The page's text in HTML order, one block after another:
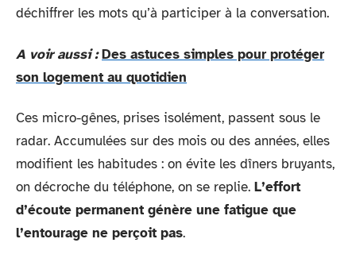
déchiffrer les mots qu’à participer à la conversation.
A voir aussi : Des astuces simples pour protéger
son logement au quotidien
Ces micro-gênes, prises isolément, passent sous le
radar. Accumulées sur des mois ou des années, elles
modifient les habitudes : on évite les dîners bruyants,
on décroche du téléphone, on se replie. L’effort
d’écoute permanent génère une fatigue que
l’entourage ne perçoit pas.